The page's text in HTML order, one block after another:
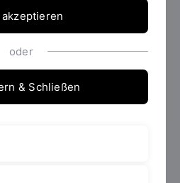
mit dem
ausgezeichnet. Die
von privaten
Leidenschaft studieren, sich
oder
& Schließen